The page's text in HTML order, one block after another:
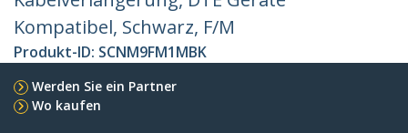
Kompatibel, Schwarz, F/M
Produkt-ID: SCNM9FM1MBK
Werden Sie ein Partner
Wo kaufen